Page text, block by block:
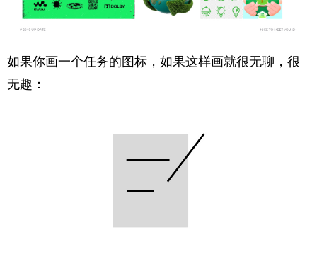
如果你画一个任务的图标，如果这样画就很无聊，很
无趣：